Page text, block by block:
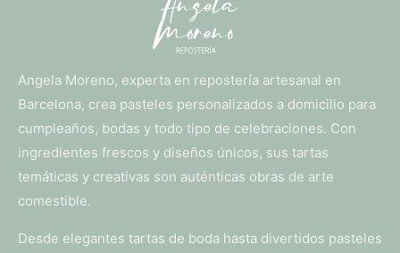
Angela Moreno, experta en repostería artesanal en
Barcelona, crea pasteles personalizados a domicilio para
cumpleaños, bodas y todo tipo de celebraciones. Con
ingredientes frescos y diseños únicos, sus tartas
temáticas y creativas son auténticas obras de arte
comestible.
Desde elegantes tartas de boda hasta divertidos pasteles